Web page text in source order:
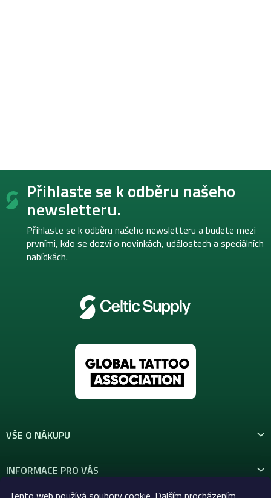
Z
Přihlaste se k odběru našeho
newsletteru.
Přihlaste se k odběru našeho newsletteru a budete mezi
prvními, kdo se dozví o novinkách, událostech a speciálních
nabídkách.
VŠE O NÁKUPU
INFORMACE PRO VÁS